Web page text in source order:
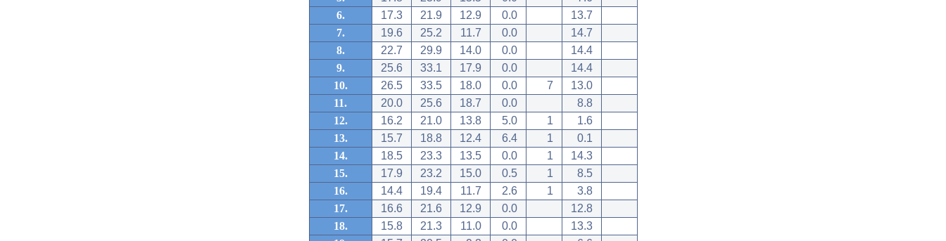
6.
17.3 21.9 12.9 0.0
13.7
7.
19.6 25.2 11.7 0.0
14.7
8.
22.7 29.9 14.0 0.0
14.4
9.
25.6 33.1 17.9 0.0
14.4
10.
26.5 33.5 18.0 0.0 7
13.0
11.
20.0 25.6 18.7 0.0
8.8
12.
16.2 21.0 13.8 5.0 1
1.6
13.
15.7 18.8 12.4 6.4 1
0.1
14.
18.5 23.3 13.5 0.0 1
14.3
15.
17.9 23.2 15.0 0.5 1
8.5
16.
14.4 19.4 11.7 2.6 1
3.8
17.
16.6 21.6 12.9 0.0
12.8
18.
15.8 21.3 11.0 0.0
13.3